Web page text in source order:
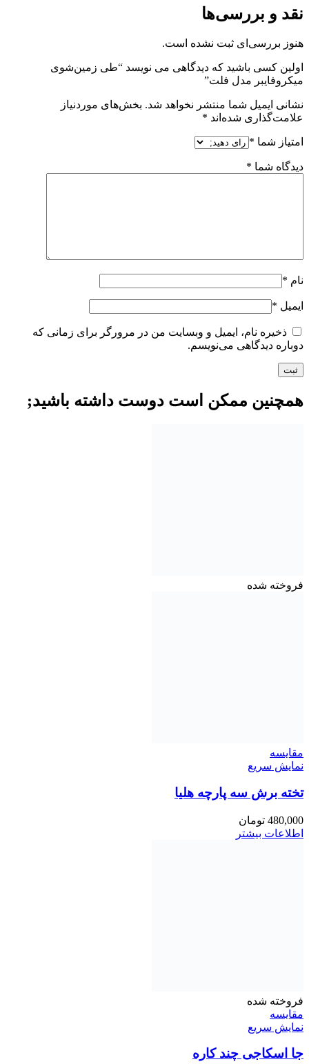
نقد و بررسی‌ها
هنوز بررسی‌ای ثبت نشده است.
اولین کسی باشید که دیدگاهی می نویسد “طی زمین‌شوی
میکروفایبر مدل فلت”
نشانی ایمیل شما منتشر نخواهد شد. بخش‌های موردنیاز
علامت‌گذاری شده‌اند *
امتیاز شما *
دیدگاه شما *
نام *
ایمیل *
ذخیره نام، ایمیل و وبسایت من در مرورگر برای زمانی که
دوباره دیدگاهی می‌نویسم.
همچنین ممکن است دوست داشته باشید;
فروخته شده
مقايسه
نمایش سریع
تخته برش سه پارچه هلیا
480,000 تومان
اطلاعات بیشتر
فروخته شده
مقايسه
نمایش سریع
جا اسکاجی چند کاره